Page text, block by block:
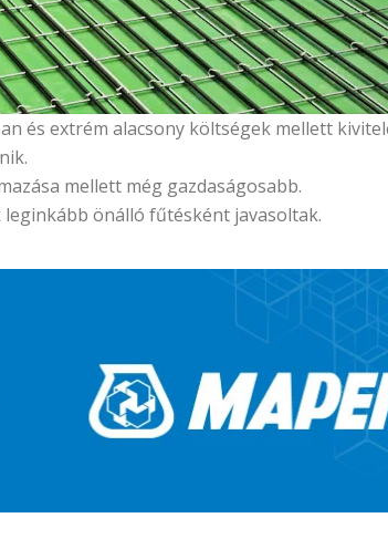
és extrém alacsony költségek mellett
mellett még gazdaságosabb.
önálló fűtésként javasoltak.